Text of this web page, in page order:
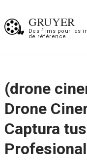
contenu
GRUYER
Des films pour les
de référence.
(drone
Drone
Captura